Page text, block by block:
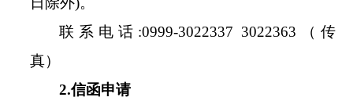
联系电话 :0999-3022337 3022363（传
真）
2.信函申请